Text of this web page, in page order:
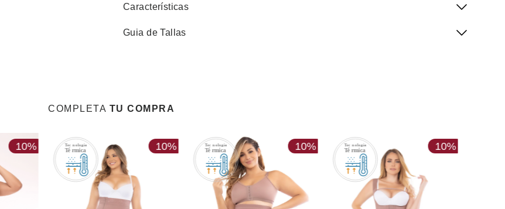
Características
Guia de Tallas
COMPLETA TU COMPRA
10% 10% 10% 10%